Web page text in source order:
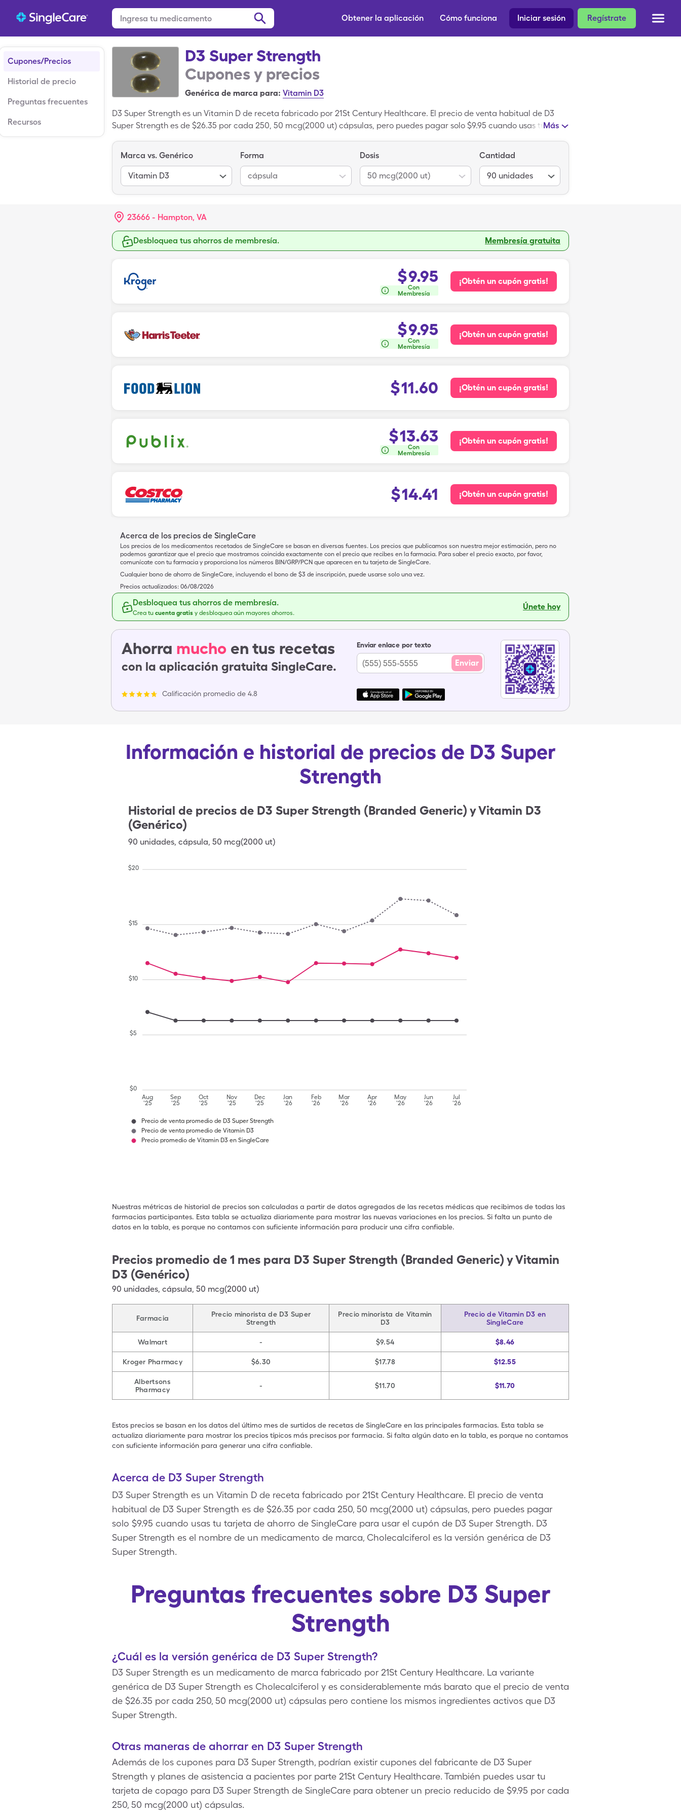
Regístrate
Iniciar sesión
Cómo funciona
Obtener la aplicación
Cupones/Precios
Historial de precio
Preguntas frecuentes
Recursos
D3 Super Strength
Cupones y precios
Genérica de marca para: Vitamin D3
D3 Super Strength es un Vitamin D de receta fabricado por 21St Century Healthcare. El precio de venta habitual de D3
Super Strength es de $26.35 por cada 250, 50 mcg(2000 ut) cápsulas, pero puedes pagar solo $9.95 cuando usas tu
medicamento de marca, Cholecalciferol es la versión genérica de D3 Super Strength.
Más
Marca vs. Genérico
Vitamin D3
Forma
cápsula
Dosis
50 mcg(2000 ut)
Cantidad
90 unidades
23666 - Hampton, VA
Desbloquea tus ahorros de membresía. Membresía gratuita
$9.95
Con
Membresía
¡Obtén un cupón gratis!
$9.95
Con
Membresía
¡Obtén un cupón gratis!
$11.60 ¡Obtén un cupón gratis!
$13.63
Con
Membresía
¡Obtén un cupón gratis!
$14.41 ¡Obtén un cupón gratis!
Acerca de los precios de SingleCare
Los precios de los medicamentos recetados de SingleCare se basan en diversas fuentes. Los precios que publicamos son nuestra mejor estimación, pero no
podemos garantizar que el precio que mostramos coincida exactamente con el precio que recibes en la farmacia. Para saber el precio exacto, por favor,
comunícate con tu farmacia y proporciona los números BIN/GRP/PCN que aparecen en tu tarjeta de SingleCare.
Cualquier bono de ahorro de SingleCare, incluyendo el bono de $3 de inscripción, puede usarse solo una vez.
Precios actualizados: 06/08/2026
Desbloquea tus ahorros de membresía.
Crea tu cuenta gratis y desbloquea aún mayores ahorros.
Únete hoy
Ahorra mucho en tus recetas
con la aplicación gratuita SingleCare.
Calificación promedio de 4.8
Enviar enlace por texto
Enviar
Información e historial de precios de D3 Super
Strength
Historial de precios de D3 Super Strength (Branded Generic) y Vitamin D3
(Genérico)
90 unidades, cápsula, 50 mcg(2000 ut)
Aug
'25
Sep
'25
Oct
'25
Nov
'25
Dec
'25
Jan
'26
Feb
'26
Mar
'26
Apr
'26
May
'26
Jun
'26
Jul
'26
$0
$5
$10
$15
$20
Precio de venta promedio de D3 Super Strength
Precio de venta promedio de Vitamin D3
Precio promedio de Vitamin D3 en SingleCare
Nuestras métricas de historial de precios son calculadas a partir de datos agregados de las recetas médicas que recibimos de todas las
farmacias participantes. Esta tabla se actualiza diariamente para mostrar las nuevas variaciones en los precios. Si falta un punto de
datos en la tabla, es porque no contamos con suficiente información para producir una cifra confiable.
Precios promedio de 1 mes para D3 Super Strength (Branded Generic) y Vitamin
D3 (Genérico)
90 unidades, cápsula, 50 mcg(2000 ut)
Farmacia
Precio minorista de D3 Super
Strength
Precio minorista de Vitamin
D3
Precio de Vitamin D3 en
SingleCare
Walmart - $9.54 $8.46
Kroger Pharmacy $6.30 $17.78 $12.55
Albertsons
Pharmacy
- $11.70 $11.70
Estos precios se basan en los datos del último mes de surtidos de recetas de SingleCare en las principales farmacias. Esta tabla se
actualiza diariamente para mostrar los precios típicos más precisos por farmacia. Si falta algún dato en la tabla, es porque no contamos
con suficiente información para generar una cifra confiable.
Acerca de D3 Super Strength
D3 Super Strength es un Vitamin D de receta fabricado por 21St Century Healthcare. El precio de venta
habitual de D3 Super Strength es de $26.35 por cada 250, 50 mcg(2000 ut) cápsulas, pero puedes pagar
solo $9.95 cuando usas tu tarjeta de ahorro de SingleCare para usar el cupón de D3 Super Strength. D3
Super Strength es el nombre de un medicamento de marca, Cholecalciferol es la versión genérica de D3
Super Strength.
Preguntas frecuentes sobre D3 Super
Strength
¿Cuál es la versión genérica de D3 Super Strength?
D3 Super Strength es un medicamento de marca fabricado por 21St Century Healthcare. La variante
genérica de D3 Super Strength es Cholecalciferol y es considerablemente más barato que el precio de venta
de $26.35 por cada 250, 50 mcg(2000 ut) cápsulas pero contiene los mismos ingredientes activos que D3
Super Strength.
Otras maneras de ahorrar en D3 Super Strength
Además de los cupones para D3 Super Strength, podrían existir cupones del fabricante de D3 Super
Strength y planes de asistencia a pacientes por parte 21St Century Healthcare. También puedes usar tu
tarjeta de copago para D3 Super Strength de SingleCare para obtener un precio reducido de $9.95 por cada
250, 50 mcg(2000 ut) cápsulas.